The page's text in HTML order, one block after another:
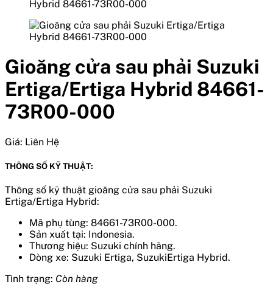
Gioăng cửa sau phải Suzuki
Ertiga/Ertiga Hybrid 84661-
73R00-000
Giá: Liên Hệ
THÔNG SỐ KỸ THUẬT:
Thông số kỹ thuật gioăng cửa sau phải Suzuki
Ertiga/Ertiga Hybrid:
Mã phụ tùng: 84661-73R00-000.
Sản xuất tại: Indonesia.
Thương hiệu: Suzuki chính hãng.
Dòng xe: Suzuki Ertiga, SuzukiErtiga Hybrid.
Tình trạng: Còn hàng